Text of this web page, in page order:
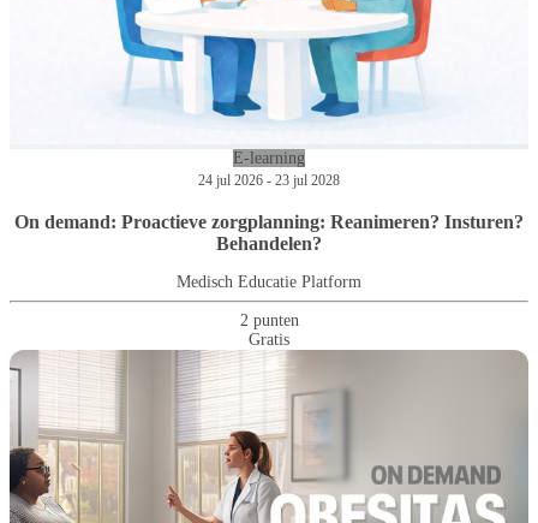
E-learning
24 jul 2026 - 23 jul 2028
On demand: Proactieve zorgplanning: Reanimeren? Insturen?
Behandelen?
Medisch Educatie Platform
2 punten
Gratis